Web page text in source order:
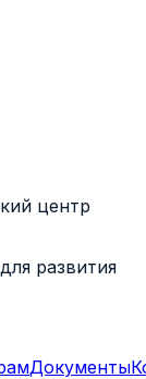
центр
развития
Документы